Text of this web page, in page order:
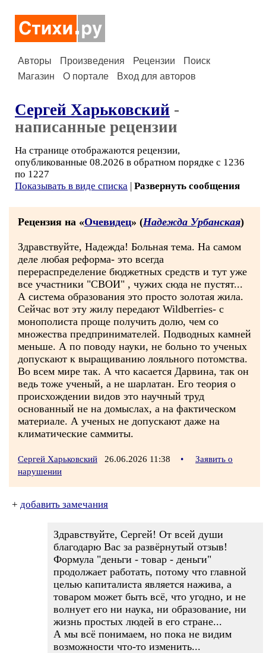
Авторы Произведения Рецензии
Поиск
Магазин
О портале Вход для авторов
Сергей Харьковский -
написанные рецензии
На странице отображаются рецензии,
опубликованные 08.2026 в обратном порядке с 1236
по 1227
Показывать в виде списка | Развернуть сообщения
Рецензия на «Очевидец» (Надежда Урбанская)
Здравствуйте, Надежда! Больная тема. На самом
деле любая реформа- это всегда
перераспределение бюджетных средств и тут уже
все участники "СВОИ" , чужих сюда не пустят...
А система образования это просто золотая жила.
Сейчас вот эту жилу передают Wildberries- с
монополиста проще получить долю, чем со
множества предпринимателей. Подводных камней
меньше. А по поводу науки, не больно то ученых
допускают к выращиванию лояльного потомства.
Во всем мире так. А что касается Дарвина, так он
ведь тоже ученый, а не шарлатан. Его теория о
происхождении видов это научный труд
основанный не на домыслах, а на фактическом
материале. А ученых не допускают даже на
климатические саммиты.
Сергей Харьковский 26.06.2026 11:38 •
Заявить о
нарушении
+ добавить замечания
Здравствуйте, Сергей! От всей души
благодарю Вас за развёрнутый отзыв!
Формула "деньги - товар - деньги"
продолжает работать, потому что главной
целью капиталиста является нажива, а
товаром может быть всё, что угодно, и не
волнует его ни наука, ни образование, ни
жизнь простых людей в его стране...
А мы всё понимаем, но пока не видим
возможности что-то изменить...